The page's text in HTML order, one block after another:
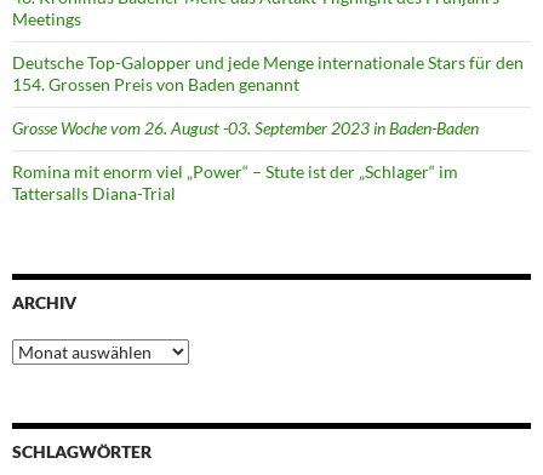
Meetings
Deutsche Top-Galopper und jede Menge internationale Stars für den
154. Grossen Preis von Baden genannt
Grosse Woche vom 26. August -03. September 2023 in Baden-Baden
Romina mit enorm viel „Power“ – Stute ist der „Schlager“ im
Tattersalls Diana-Trial
ARCHIV
Archiv
SCHLAGWÖRTER